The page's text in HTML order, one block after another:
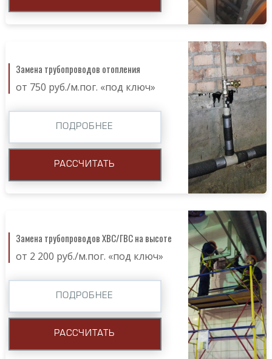
Замена трубопроводов отопления
от 750 руб./м.пог. «под ключ»
ПОДРОБНЕЕ
РАССЧИТАТЬ
Замена трубопроводов ХВС/ГВС на высоте
от 2 200 руб./м.пог. «под ключ»
ПОДРОБНЕЕ
РАССЧИТАТЬ